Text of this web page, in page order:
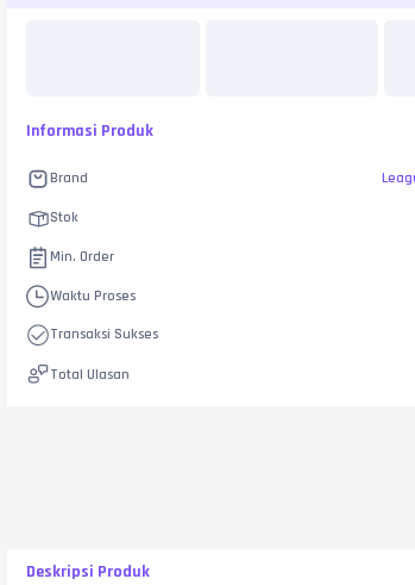
Informasi Produk
Brand
Stok
Min. Order
Waktu Proses
Transaksi Sukses
Total Ulasan
Deskripsi Produk